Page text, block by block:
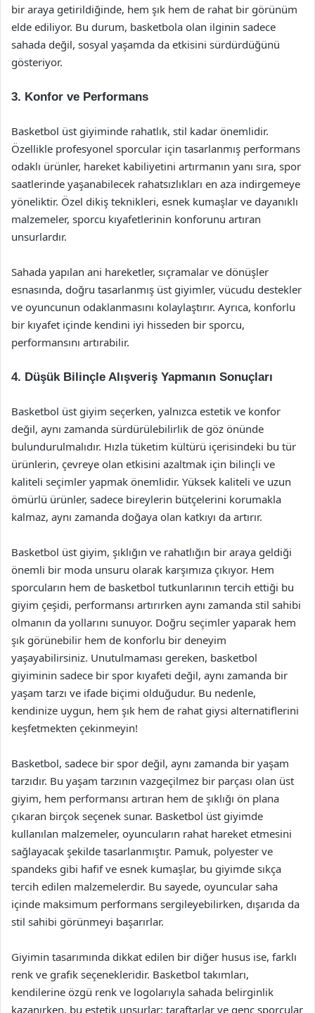
bir araya getirildiğinde, hem şık hem de rahat bir görünüm
elde ediliyor. Bu durum, basketbola olan ilginin sadece
sahada değil, sosyal yaşamda da etkisini sürdürdüğünü
gösteriyor.
3. Konfor ve Performans
Basketbol üst giyiminde rahatlık, stil kadar önemlidir.
Özellikle profesyonel sporcular için tasarlanmış performans
odaklı ürünler, hareket kabiliyetini artırmanın yanı sıra, spor
saatlerinde yaşanabilecek rahatsızlıkları en aza indirgemeye
yöneliktir. Özel dikiş teknikleri, esnek kumaşlar ve dayanıklı
malzemeler, sporcu kıyafetlerinin konforunu artıran
unsurlardır.
Sahada yapılan ani hareketler, sıçramalar ve dönüşler
esnasında, doğru tasarlanmış üst giyimler, vücudu destekler
ve oyuncunun odaklanmasını kolaylaştırır. Ayrıca, konforlu
bir kıyafet içinde kendini iyi hisseden bir sporcu,
performansını artırabilir.
4. Düşük Bilinçle Alışveriş Yapmanın Sonuçları
Basketbol üst giyim seçerken, yalnızca estetik ve konfor
değil, aynı zamanda sürdürülebilirlik de göz önünde
bulundurulmalıdır. Hızla tüketim kültürü içerisindeki bu tür
ürünlerin, çevreye olan etkisini azaltmak için bilinçli ve
kaliteli seçimler yapmak önemlidir. Yüksek kaliteli ve uzun
ömürlü ürünler, sadece bireylerin bütçelerini korumakla
kalmaz, aynı zamanda doğaya olan katkıyı da artırır.
Basketbol üst giyim, şıklığın ve rahatlığın bir araya geldiği
önemli bir moda unsuru olarak karşımıza çıkıyor. Hem
sporcuların hem de basketbol tutkunlarının tercih ettiği bu
giyim çeşidi, performansı artırırken aynı zamanda stil sahibi
olmanın da yollarını sunuyor. Doğru seçimler yaparak hem
şık görünebilir hem de konforlu bir deneyim
yaşayabilirsiniz. Unutulmaması gereken, basketbol
giyiminin sadece bir spor kıyafeti değil, aynı zamanda bir
yaşam tarzı ve ifade biçimi olduğudur. Bu nedenle,
kendinize uygun, hem şık hem de rahat giysi alternatiflerini
keşfetmekten çekinmeyin!
Basketbol, sadece bir spor değil, aynı zamanda bir yaşam
tarzıdır. Bu yaşam tarzının vazgeçilmez bir parçası olan üst
giyim, hem performansı artıran hem de şıklığı ön plana
çıkaran birçok seçenek sunar. Basketbol üst giyimde
kullanılan malzemeler, oyuncuların rahat hareket etmesini
sağlayacak şekilde tasarlanmıştır. Pamuk, polyester ve
spandeks gibi hafif ve esnek kumaşlar, bu giyimde sıkça
tercih edilen malzemelerdir. Bu sayede, oyuncular saha
içinde maksimum performans sergileyebilirken, dışarıda da
stil sahibi görünmeyi başarırlar.
Giyimin tasarımında dikkat edilen bir diğer husus ise, farklı
renk ve grafik seçenekleridir. Basketbol takımları,
kendilerine özgü renk ve logolarıyla sahada belirginlik
kazanırken, bu estetik unsurlar; taraftarlar ve genç sporcular